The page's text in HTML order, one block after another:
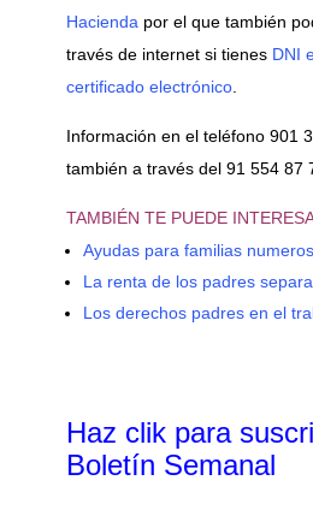
Hacienda por el que también
través de internet si tienes DNI
certificado electrónico.
Información en el teléfono 901
también a través del 91 554 87
TAMBIÉN TE PUEDE
Ayudas para familias
La renta de los padres
Los derechos padres en el
Haz clik para
Boletín Semanal